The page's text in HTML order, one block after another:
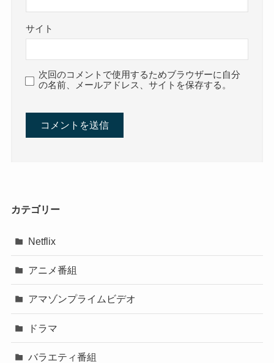
サイト
次回のコメントで使用するためブラウザーに自分
の名前、メールアドレス、サイトを保存する。
カテゴリー
Netflix
アニメ番組
アマゾンプライムビデオ
ドラマ
バラエティ番組